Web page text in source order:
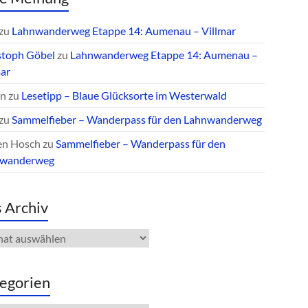
Lahnwanderweg Etappe 14: Aumenau – Villmar
Göbel zu Lahnwanderweg Etappe 14: Aumenau –
zu Lesetipp – Blaue Glücksorte im Westerwald
Sammelfieber – Wanderpass für den Lahnwanderweg
Hosch zu Sammelfieber – Wanderpass für den
Archiv